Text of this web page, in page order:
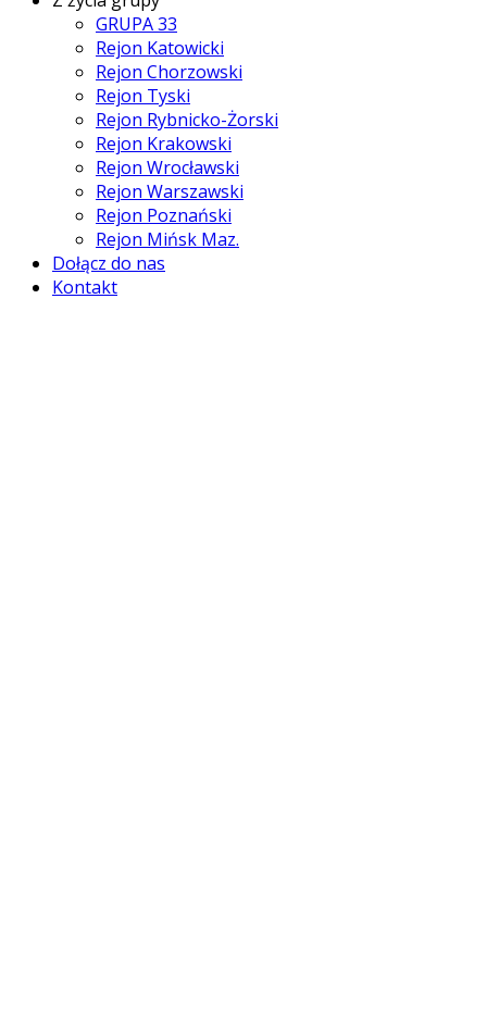
GRUPA 33
Rejon Katowicki
Rejon Chorzowski
Rejon Tyski
Rejon Rybnicko-Żorski
Rejon Krakowski
Rejon Wrocławski
Rejon Warszawski
Rejon Poznański
Rejon Mińsk Maz.
Dołącz do nas
Kontakt